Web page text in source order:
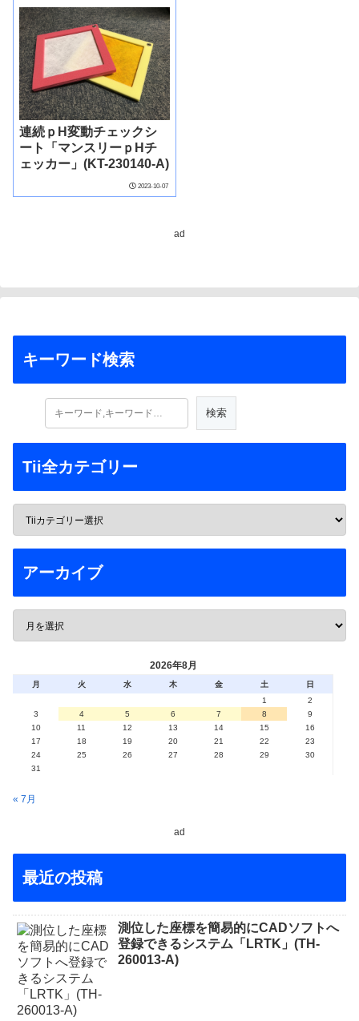
連続ｐH変動チェックシ
ート「マンスリーｐHチ
ェッカー」(KT-230140-A)
2023-10-07
ad
キーワード検索
Tii全カテゴリー
アーカイブ
2026年8月
月 火 水 木 金 土
日
1
2
3
4 5 6 7 8
9
10
11 12 13 14 15
16
17
18 19 20 21 22
23
24
25 26 27 28 29
30
31
« 7月
ad
最近の投稿
測位した座標を簡易的にCADソフトへ
登録できるシステム「LRTK」(TH-
260013-A)